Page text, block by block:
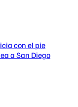
con el pie
a San Diego